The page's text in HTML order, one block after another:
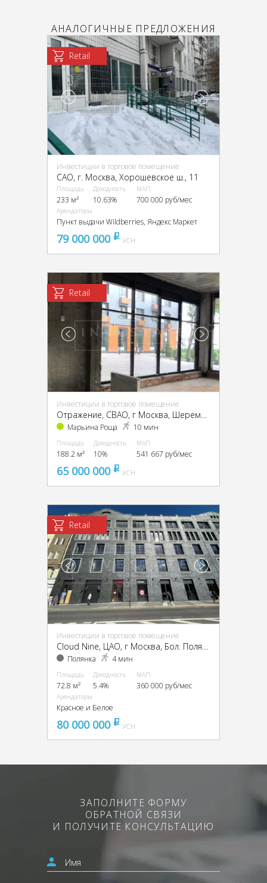
АНАЛОГИЧНЫЕ ПРЕДЛОЖЕНИЯ
Retail
Инвестиции в торговое помещение
CАО, г. Москва, Хорошевское ш., 11
Площадь
233 м²
Доходность
10.63%
МАП
700 000 руб/мес
Арендаторы
Пункт выдачи Wildberries, Яндекс Маркет
79 000 000 pуб
УСН
Retail
Инвестиции в торговое помещение
Марьина Роща 10 мин
Площадь
188.2 м²
Доходность
10%
МАП
541 667 руб/мес
65 000 000 pуб
УСН
Retail
Инвестиции в торговое помещение
Cloud Nine, ЦАО, г Москва, Бол. Полянка ул., 9
Полянка 4 мин
Площадь
72.8 м²
Доходность
5.4%
МАП
360 000 руб/мес
Арендаторы
Красное и Белое
80 000 000 pуб
УСН
ЗАПОЛНИТЕ ФОРМУ
ОБРАТНОЙ СВЯЗИ
И ПОЛУЧИТЕ КОНСУЛЬТАЦИЮ